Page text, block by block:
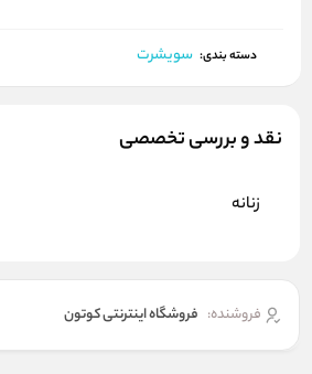
دسته بندی: سویشرت
نقد و بررسی تخصصی
زنانه
فروشنده: فروشگاه اینترنتی کوتون